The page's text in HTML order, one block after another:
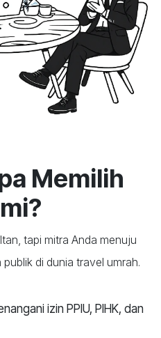
Memilih
tapi mitra Anda menuju
di dunia travel umrah.
izin PPIU, PIHK, dan